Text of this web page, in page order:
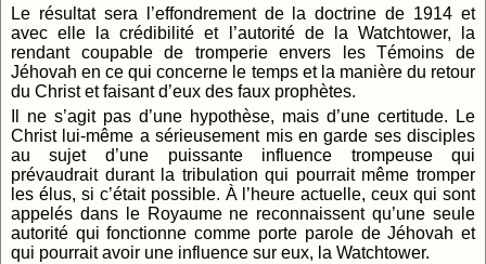
Le résultat sera l’effondrement de la doctrine de 1914 et
avec elle la crédibilité et l’autorité de la Watchtower, la
rendant coupable de tromperie envers les Témoins de
Jéhovah en ce qui concerne le temps et la manière du retour
du Christ et faisant d’eux des faux prophètes.
Il ne s’agit pas d’une hypothèse, mais d’une certitude. Le
Christ lui-même a sérieusement mis en garde ses disciples
au sujet d’une puissante influence trompeuse qui
prévaudrait durant la tribulation qui pourrait même tromper
les élus, si c’était possible. À l’heure actuelle, ceux qui sont
appelés dans le Royaume ne reconnaissent qu’une seule
autorité qui fonctionne comme porte parole de Jéhovah et
qui pourrait avoir une influence sur eux, la Watchtower.